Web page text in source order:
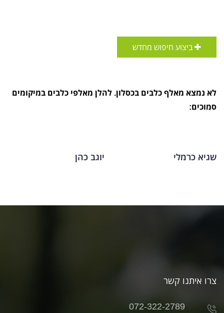
ביצוע חיפוש מחדש
לא נמצא מאלף כלבים בכסלון. להלן מאלפי כלבים במיקומים
סמוכים:
שגיא כרמלי יוגב כהן
צרו איתנו קשר
072-322-2789